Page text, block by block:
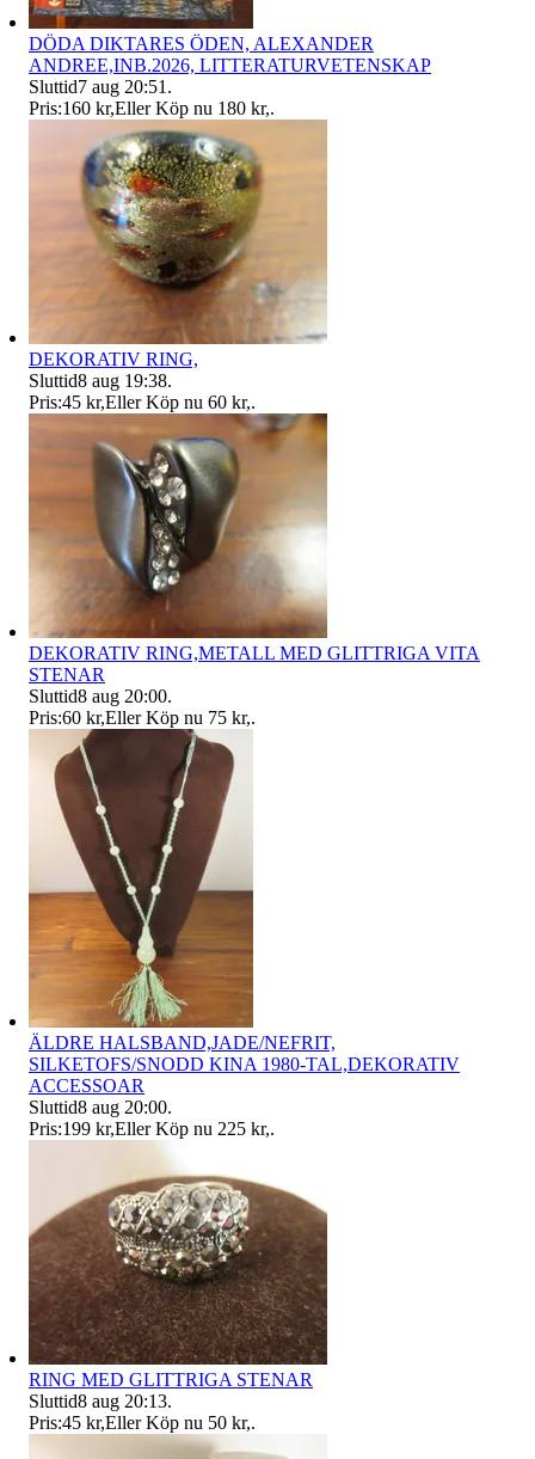
DÖDA DIKTARES ÖDEN, ALEXANDER
ANDREE,INB.2026, LITTERATURVETENSKAP
Sluttid7 aug 20:51 .
Pris:160 kr,Eller Köp nu 180 kr,.
DEKORATIV RING,
Sluttid8 aug 19:38.
Pris:45 kr,Eller Köp nu 60 kr,.
DEKORATIV RING,METALL MED GLITTRIGA VITA
STENAR
Sluttid8 aug 20:00.
Pris:60 kr,Eller Köp nu 75 kr,.
ÄLDRE HALSBAND,JADE/NEFRIT,
SILKETOFS/SNODD KINA 1980-TAL,DEKORATIV
ACCESSOAR
Sluttid8 aug 20:00.
Pris:199 kr,Eller Köp nu 225 kr,.
RING MED GLITTRIGA STENAR
Sluttid8 aug 20:13.
Pris:45 kr,Eller Köp nu 50 kr,.